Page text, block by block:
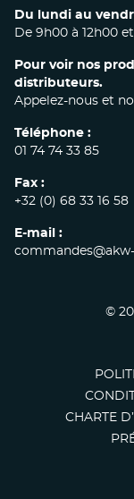
Du lundi au
De 9h00 à 12h00
Pour voir nos
distributeurs.
Appelez-nous et
Téléphone :
01 74 74 33 85
Fax :
+32 (0) 68 33 16 58
E-mail :
©
CHARTE